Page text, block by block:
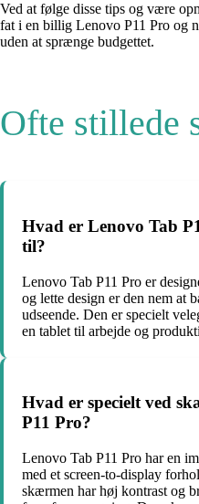
Ved at følge disse tips og være
fat i en billig Lenovo P11 Pro og
uden at sprænge budgettet.
Ofte stillede
Hvad er Lenovo Tab
til?
Lenovo Tab P11 Pro er
og lette design er den nem at
udseende. Den er specielt
en tablet til arbejde og
Hvad er specielt ved
P11 Pro?
Lenovo Tab P11 Pro har en
med et screen-to-display
skærmen har høj kontrast og